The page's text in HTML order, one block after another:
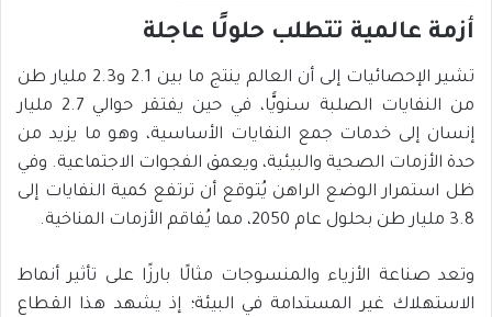
أزمة عالمية تتطلب حلولًا عاجلة
تشير الإحصائيات إلى أن العالم ينتج ما بين 2.1 و2.3 مليار طن
من النفايات الصلبة سنويًّا، في حين يفتقر حوالي 2.7 مليار
إنسان إلى خدمات جمع النفايات الأساسية، وهو ما يزيد من
حدة الأزمات الصحية والبيئية، ويعمق الفجوات الاجتماعية. وفي
ظل استمرار الوضع الراهن يُتوقع أن ترتفع كمية النفايات إلى
3.8 مليار طن بحلول عام 2050، مما يُفاقم الأزمات المناخية.
وتعد صناعة الأزياء والمنسوجات مثالًا بارزًا على تأثير أنماط
الاستهلاك غير المستدامة في البيئة؛ إذ يشهد هذا القطاع